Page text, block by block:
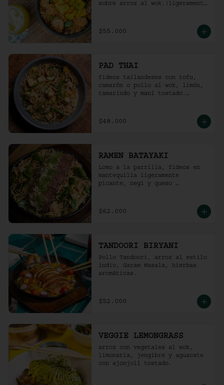
sobre arroz al wok.(ligeramente
$55.000
PAD THAI
fideos tailandeses con tofu,
camarón o pollo al wok, limón,
tamarindo y maní tostado.
$48.000
RAMEN BATAYAKI
Lomo a la parrilla, fideos en
mantequilla ligeramente
picante, negi y queso
$62.000
TANDOORI BIRYANI
Pollo Tandoori, arroz al estilo
indio, Garam Masala, hierbas
aromáticas.
$52.000
VEGGIE LEMONGRASS
arroz con vegetales al wok,
limonaria, jengibre y aguacate
con ajonjolí tostado.